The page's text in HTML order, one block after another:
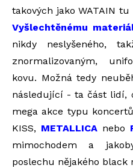
takových jako WATAIN
Vyšlechtěnému
nikdy neslyšeného,
znormalizovaným,
kovu. Možná tedy
následující - ta část lidí,
mega akce typu
KISS, METALLICA nebo
mimochodem a
poslechu nějakého black